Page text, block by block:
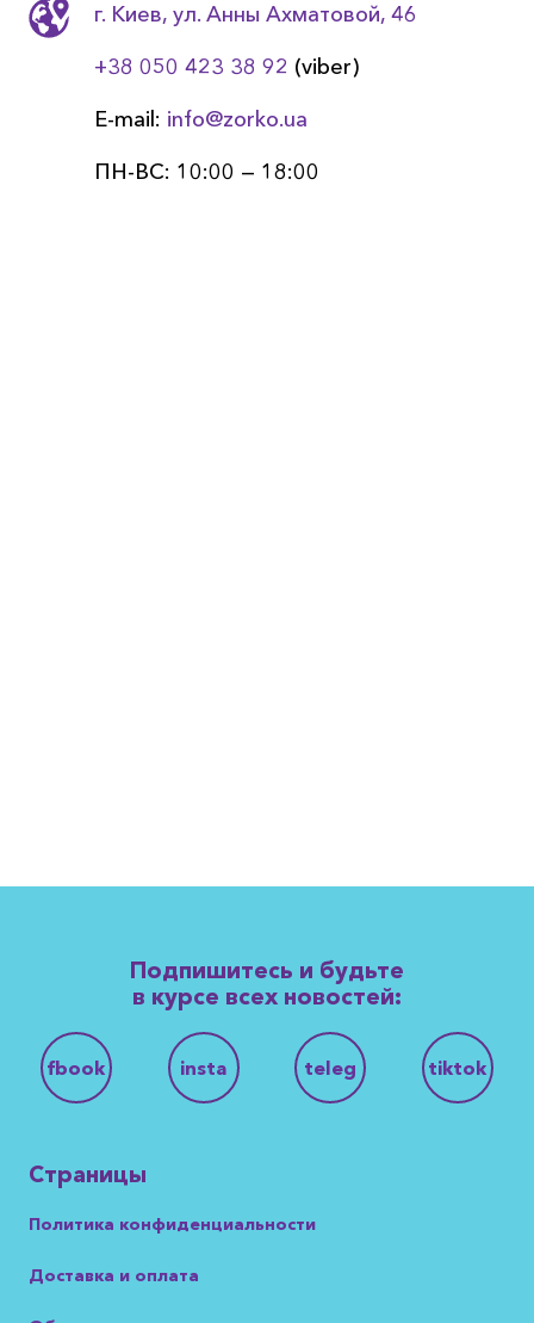
г. Киев, ул. Анны Ахматовой, 46
+38 050 423 38 92 (viber)
E-mail: info@zorko.ua
ПН-ВС: 10:00 — 18:00
Подпишитесь и будьте
в курсе всех новостей:
fbook insta teleg tiktok
Страницы
Политика конфиденциальности
Доставка и оплата